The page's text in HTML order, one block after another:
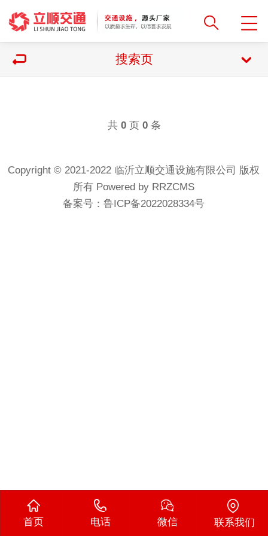
搜索页
共 0页 0条
Copyright © 2021-2022 临沂立顺交通设施有限公司 版权
所有 Powered by RRZCMS
备案号：鲁ICP备2022028334号
首页 电话 微信 联系我们